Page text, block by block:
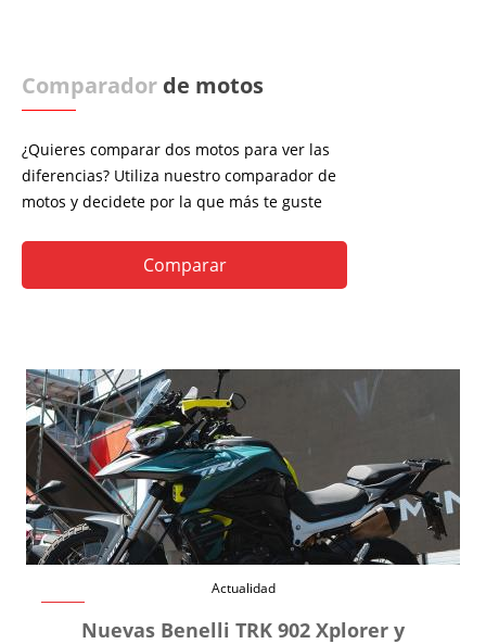
Comparador de motos
¿Quieres comparar dos motos para ver las
diferencias? Utiliza nuestro comparador de
motos y decidete por la que más te guste
Comparar
Actualidad
Nuevas Benelli TRK 902 Xplorer y